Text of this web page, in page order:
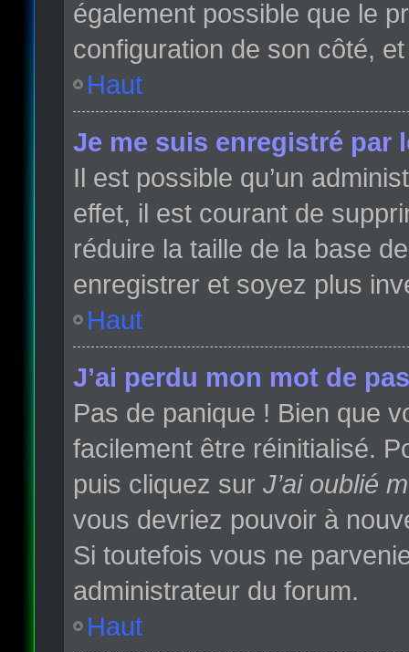
également possible que le
configuration de son côté,
Haut
Je me suis enregistré par
Il est possible qu’un
effet, il est courant de
réduire la taille de la base
enregistrer et soyez plus
Haut
J’ai perdu mon mot de
Pas de panique ! Bien que
facilement être réinitialisé.
puis cliquez sur J’ai oublié
vous devriez pouvoir à
Si toutefois vous ne
administrateur du forum.
Haut